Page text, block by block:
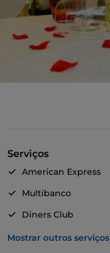
Serviços
American Express
Multibanco
Diners Club
Mastercard
Mostrar outros serviços